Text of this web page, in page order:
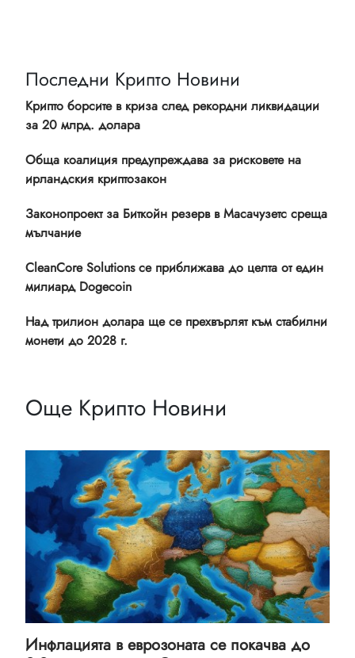
Последни Крипто Новини
Крипто борсите в криза след рекордни ликвидации
за 20 млрд. долара
Обща коалиция предупреждава за рисковете на
ирландския криптозакон
Законопроект за Биткойн резерв в Масачузетс среща
мълчание
CleanCore Solutions се приближава до целта от един
милиард Dogecoin
Над трилион долара ще се прехвърлят към стабилни
монети до 2028 г.
Още Крипто Новини
Инфлацията в еврозоната се покачва до